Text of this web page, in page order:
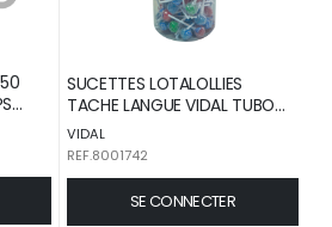
SUCETTES LOTALOLLIES
TACHE LANGUE VIDAL TUBO
X150
VIDAL
REF.8001742
SE CONNECTER